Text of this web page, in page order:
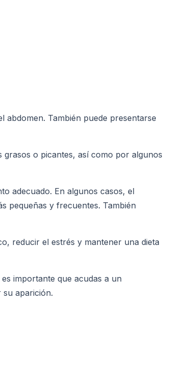
También puede presentarse
grasos o picantes, así como por algunos
adecuado. En algunos casos, el
pequeñas y frecuentes. También
reducir el estrés y mantener una dieta
importante que acudas a un
su aparición.